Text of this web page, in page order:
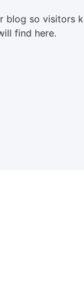
blog so visitors
find here.